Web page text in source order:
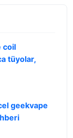
coil
tüyolar,
geekvape